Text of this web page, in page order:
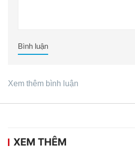
Bình luận
Xem thêm bình luận
XEM THÊM